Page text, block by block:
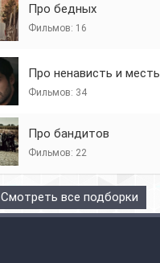
Про бедных
Фильмов: 16
Про ненависть и месть
Фильмов: 34
Про бандитов
Фильмов: 22
Смотреть все подборки